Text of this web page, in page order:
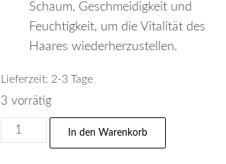
Schaum, Geschmeidigkeit und
Feuchtigkeit, um die Vitalität des
Haares wiederherzustellen.
Lieferzeit: 2-3 Tage
3 vorrätig
Petuxe®
Shampoo-
In den Warenkorb